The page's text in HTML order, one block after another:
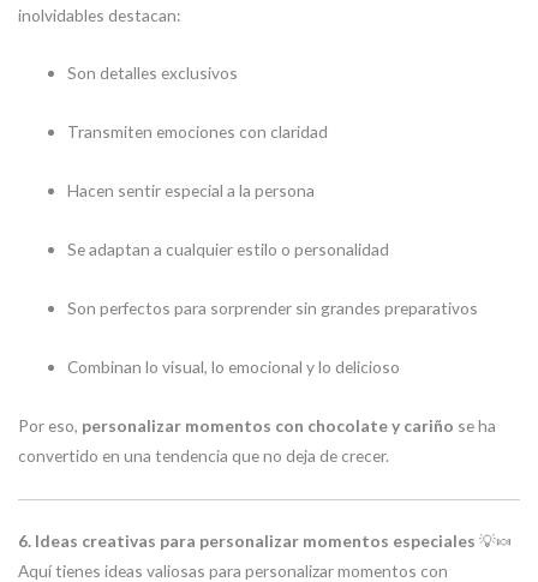
inolvidables destacan:
Son detalles exclusivos
Transmiten emociones con claridad
Hacen sentir especial a la persona
Se adaptan a cualquier estilo o personalidad
Son perfectos para sorprender sin grandes preparativos
Combinan lo visual, lo emocional y lo delicioso
Por eso, personalizar momentos con chocolate y cariño se ha
convertido en una tendencia que no deja de crecer.
6. Ideas creativas para personalizar momentos especiales 💡🍬
Aquí tienes ideas valiosas para personalizar momentos con